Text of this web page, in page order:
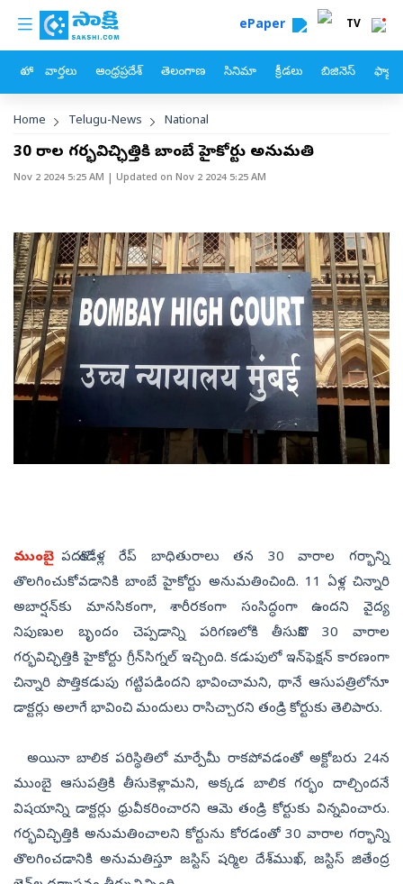
Skip to main content
custom menu ePaper TV
హోం వార్తలు ఆంధ్రప్రదేశ్ తెలంగాణ సినిమా క్రీడలు బిజినెస్
Breadcrumb
Home Telugu-News National
30 వారాల గర్భవిచ్ఛిత్తికి బాంబే హైకోర్టు అనుమతి
Nov 2 2024 5:25 AM | Updated on Nov 2 2024 5:25 AM
ముంబై: పదకొండేళ్ల రేప్‌ బాధితురాలు తన 30 వారాల గర్భాన్ని
తొలగించుకోవడానికి బాంబే హైకోర్టు అనుమతించింది. 11 ఏళ్ల చిన్నారి
అబార్షన్‌కు మానసికంగా, శారీరకంగా సంసిద్ధంగా ఉందని వైద్య
నిపుణుల బృందం చెప్పడాన్ని పరిగణలోకి తీసుకొని 30 వారాల
గర్భవిచ్ఛిత్తికి హైకోర్టు గ్రీన్‌సిగ్నల్‌ ఇచ్చింది. కడుపులో ఇన్‌ఫెక్షన్‌ కారణంగా
చిన్నారి పొత్తికడుపు గట్టిపడిందని భావించామని, థానే ఆసుపత్రిలోనూ
డాక్టర్లు అలాగే భావించి మందులు రాసిచ్చారని తండ్రి కోర్టుకు తెలిపారు.
అయినా బాలిక పరిస్థితిలో మార్పేమీ రాకపోవడంతో అక్టోబరు 24న
ముంబై ఆసుపత్రికి తీసుకెళ్లామని, అక్కడ బాలిక గర్భం దాల్చిందనే
విషయాన్ని డాక్టర్లు ధ్రువీకరించారని ఆమె తండ్రి కోర్టుకు విన్నవించారు.
గర్భవిచ్ఛిత్తికి అనుమతించాలని కోర్టును కోరడంతో 30 వారాల గర్భాన్ని
తొలగించడానికి అనుమతిస్తూ జస్టిస్‌ షర్మిల దేశ్‌ముఖ్, జస్టిస్‌ జితేంద్ర